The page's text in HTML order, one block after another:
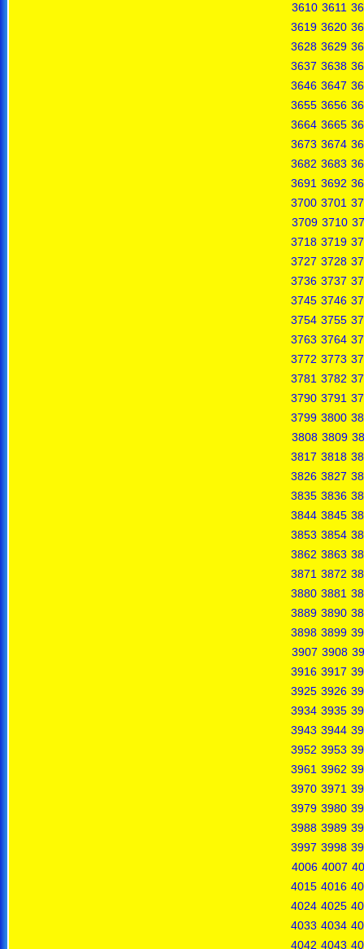
3610 3611
3619 3620
3628 3629
3637 3638
3646 3647
3655 3656
3664 3665
3673 3674
3682 3683
3691 3692
3700 3701
3709 3710
3718 3719
3727 3728
3736 3737
3745 3746
3754 3755
3763 3764
3772 3773
3781 3782
3790 3791
3799 3800
3808 3809
3817 3818
3826 3827
3835 3836
3844 3845
3853 3854
3862 3863
3871 3872
3880 3881
3889 3890
3898 3899
3907 3908
3916 3917
3925 3926
3934 3935
3943 3944
3952 3953
3961 3962
3970 3971
3979 3980
3988 3989
3997 3998
4006 4007
4015 4016
4024 4025
4033 4034
4042 4043